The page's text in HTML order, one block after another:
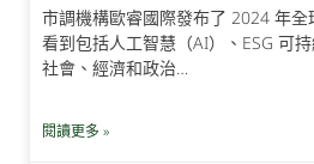
市調機構歐睿國際發布了 2024 年
看到包括人工智慧（AI）、ESG 可
社會、經濟和政治…
閱讀更多 »